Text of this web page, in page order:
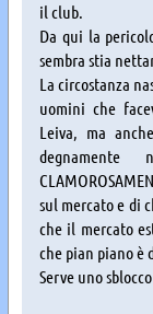
il club.
Da qui la
sembra stia
La circostanza
uomini che
Leiva, ma
sul mercato e di
che il mercato
che pian piano è
Serve uno